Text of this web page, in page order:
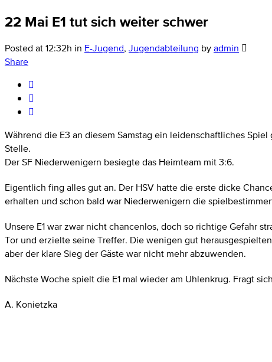
22 Mai E1 tut sich weiter schwer
Posted at 12:32h in E-Jugend, Jugendabteilung byadmin
Share
Während die E3 an diesem Samstag ein leidenschaftliches
Stelle.
Der SF Niederwenigern besiegte das Heimteam mit 3:6.
Eigentlich fing alles gut an. Der HSV hatte die erste dicke
erhalten und schon bald war Niederwenigern die
Unsere E1 war zwar nicht chancenlos, doch so richtige Gefahr
Tor und erzielte seine Treffer. Die wenigen gut
aber der klare Sieg der Gäste war nicht mehr abzuwenden.
Nächste Woche spielt die E1 mal wieder am Uhlenkrug. Fragt
A. Konietzka